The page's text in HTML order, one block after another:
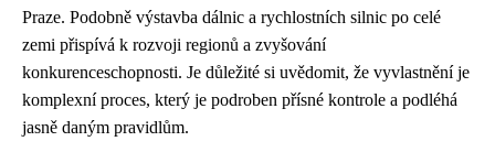
Praze. Podobně výstavba dálnic a rychlostních silnic po celé
zemi přispívá k rozvoji regionů a zvyšování
konkurenceschopnosti. Je důležité si uvědomit, že vyvlastnění je
komplexní proces, který je podroben přísné kontrole a podléhá
jasně daným pravidlům.